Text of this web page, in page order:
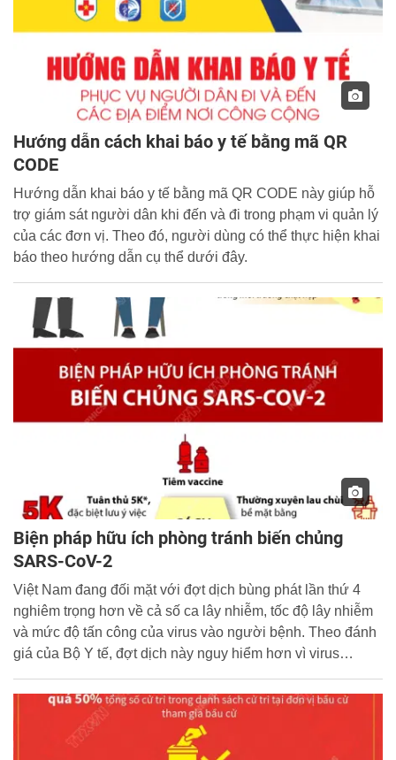
Hướng dẫn cách khai báo y tế bằng mã QR
CODE
Hướng dẫn khai báo y tế bằng mã QR CODE này giúp hỗ
trợ giám sát người dân khi đến và đi trong phạm vi quản lý
của các đơn vị. Theo đó, người dùng có thể thực hiện khai
báo theo hướng dẫn cụ thể dưới đây.
Biện pháp hữu ích phòng tránh biến chủng
SARS-CoV-2
Việt Nam đang đối mặt với đợt dịch bùng phát lần thứ 4
nghiêm trọng hơn về cả số ca lây nhiễm, tốc độ lây nhiễm
và mức độ tấn công của virus vào người bệnh. Theo đánh
giá của Bộ Y tế, đợt dịch này nguy hiểm hơn vì virus
tốc độ lây nhiễm gấp 1,7 lần so với các loại virus trước.